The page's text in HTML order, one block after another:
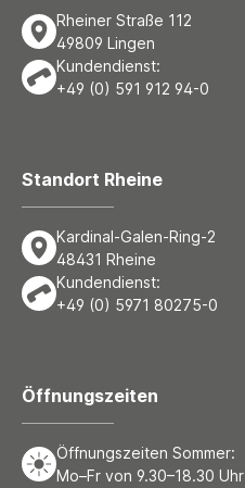
Rheiner Straße 112
49809 Lingen
Kundendienst:
+49 (0) 591 912 94-0
Standort Rheine
Kardinal-Galen-Ring-2
48431 Rheine
Kundendienst:
+49 (0) 5971 80275-0
Öffnungszeiten
Öffnungszeiten Sommer:
Mo–Fr von 9.30–18.30 Uhr